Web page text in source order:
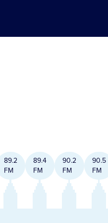
89.2
FM
89.4
FM
90.2
FM
90.5
FM